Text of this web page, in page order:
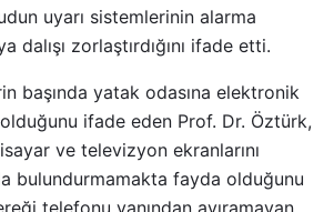
uyarı sistemlerinin alarma
dalışı zorlaştırdığını ifade etti.
başında yatak odasına elektronik
ifade eden Prof. Dr. Öztürk,
ve televizyon ekranlarını
bulundurmamakta fayda olduğunu
telefonu yanından ayıramayan